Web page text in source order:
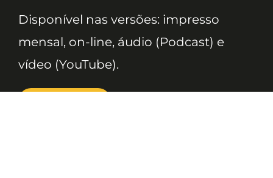
Disponível nas versões: impresso
mensal, on-line, áudio (Podcast) e
vídeo (YouTube).